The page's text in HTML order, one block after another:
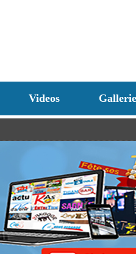
Videos Gallerie